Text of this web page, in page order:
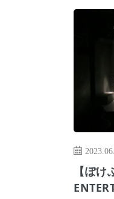
【ぽ